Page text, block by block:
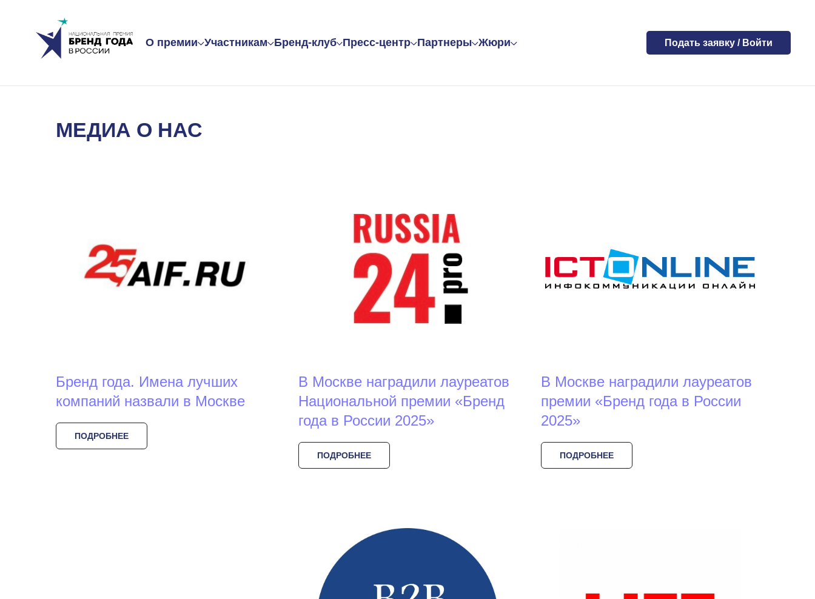
О премии Участникам Бренд-клуб Пресс-центр Партнеры Жюри Подать заявку / Войти
МЕДИА О НАС
Бренд года. Имена лучших
компаний назвали в Москве
ПОДРОБНЕЕ
В Москве наградили лауреатов
Национальной премии «Бренд
года в России 2025»
ПОДРОБНЕЕ
В Москве наградили лауреатов
премии «Бренд года в России
2025»
ПОДРОБНЕЕ